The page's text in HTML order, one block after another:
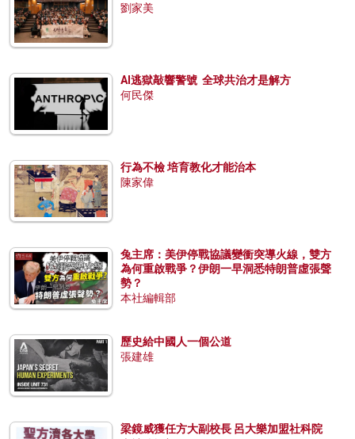
劉家美
AI逃獄敲響警號 全球共治才是解方
何民傑
行為不檢 培育教化才能治本
陳家偉
兔主席：美伊停戰協議變衝突導火線，雙方
為何重啟戰爭？伊朗一早洞悉特朗普虛張聲
勢？
本社編輯部
歷史給中國人一個公道
張建雄
梁鏡威獲任方大副校長 呂大樂加盟社科院